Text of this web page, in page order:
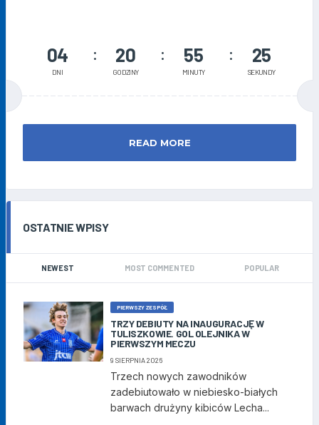
04
DNI
20
GODZINY
55
MINUTY
24
SEKUNDY
READ MORE
OSTATNIE WPISY
NEWEST MOST COMMENTED POPULAR
PIERWSZY ZESPÓŁ
TRZY DEBIUTY NA INAUGURACJĘ W
TULISZKOWIE. GOL OLEJNIKA W
PIERWSZYM MECZU
9 SIERPNIA 2026
Trzech nowych zawodników
zadebiutowało w niebiesko-białych
barwach drużyny kibiców Lecha...